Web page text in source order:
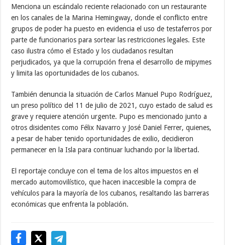
Menciona un escándalo reciente relacionado con un restaurante
en los canales de la Marina Hemingway, donde el conflicto entre
grupos de poder ha puesto en evidencia el uso de testaferros por
parte de funcionarios para sortear las restricciones legales. Este
caso ilustra cómo el Estado y los ciudadanos resultan
perjudicados, ya que la corrupción frena el desarrollo de mipymes
y limita las oportunidades de los cubanos.
También denuncia la situación de Carlos Manuel Pupo Rodríguez,
un preso político del 11 de julio de 2021, cuyo estado de salud es
grave y requiere atención urgente. Pupo es mencionado junto a
otros disidentes como Félix Navarro y José Daniel Ferrer, quienes,
a pesar de haber tenido oportunidades de exilio, decidieron
permanecer en la Isla para continuar luchando por la libertad.
El reportaje concluye con el tema de los altos impuestos en el
mercado automovilístico, que hacen inaccesible la compra de
vehículos para la mayoría de los cubanos, resaltando las barreras
económicas que enfrenta la población.